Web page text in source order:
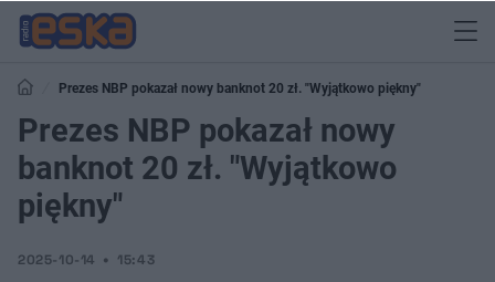
Prezes NBP pokazał nowy banknot 20 zł. "Wyjątkowo piękny"
Prezes NBP pokazał nowy
banknot 20 zł. "Wyjątkowo
piękny"
2025-10-14 15:43